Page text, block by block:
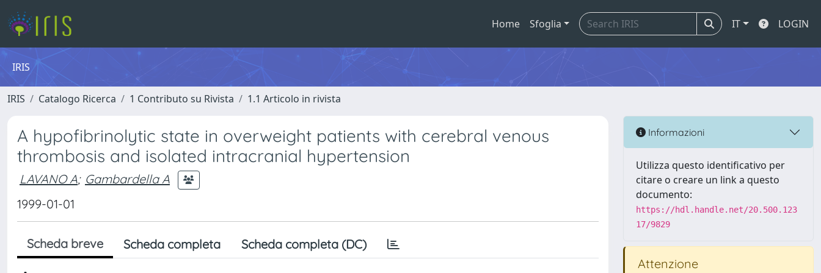
Home Sfoglia IT LOGIN
IRIS
IRIS Catalogo Ricerca 1 Contributo su Rivista 1.1 Articolo in rivista
A hypofibrinolytic state in overweight patients with cerebral venous
thrombosis and isolated intracranial hypertension
LAVANO A; Gambardella A
1999-01-01
Scheda breve Scheda completa Scheda completa (DC)
Informazioni
Utilizza questo identificativo per
citare o creare un link a questo
documento:
https://hdl.handle.net/20.500.123
17/9829
Attenzione